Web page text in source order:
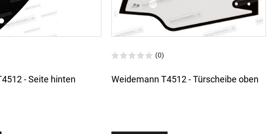
- Seite hinten
(0)
Weidemann T4512 - Türscheibe oben